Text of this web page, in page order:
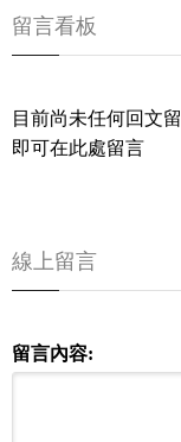
留言看板
目前尚未任何回文
即可在此處留言
線上留言
留言內容: